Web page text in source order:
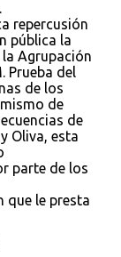
repercusión
pública la
Agrupación
Prueba del
de los
de
de
Oliva, esta
parte de los
que le presta